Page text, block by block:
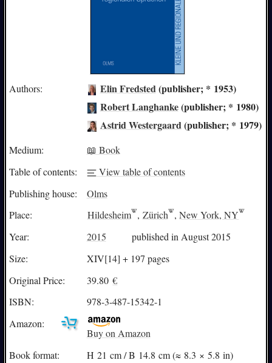
Authors: Elin Fredsted (publisher; * 1953)
Robert Langhanke(publisher; * 1980)
Astrid Westergaard (publisher; * 1979)
Medium:
📖 Book
Table of contents:
View table of contents
Publishing house:
Olms
Place:
Hildesheim , Zürich , New York, NY
Year:
2015
published in August 2015
Size:
XIV[14] + 197 pages
Original Price:
39.80 €
ISBN:
978-3-487-15342-1
Amazon:
Buy on Amazon
Book format:
H 21 cm / B 14.8 cm (≈ 8.3 × 5.8 in)